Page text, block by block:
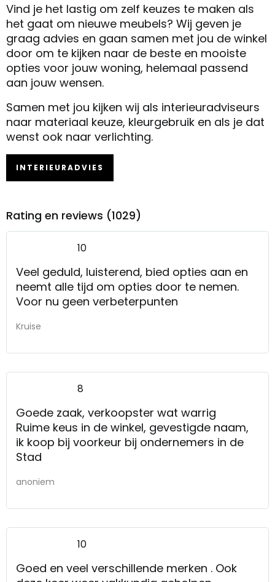
Vind je het lastig om zelf keuzes te maken als
het gaat om nieuwe meubels? Wij geven je
graag advies en gaan samen met jou de winkel
door om te kijken naar de beste en mooiste
opties voor jouw woning, helemaal passend
aan jouw wensen.
Samen met jou kijken wij als interieuradviseurs
naar materiaal keuze, kleurgebruik en als je dat
wenst ook naar verlichting.
INTERIEURADVIES
Rating en reviews (1029)
10
Veel geduld, luisterend, bied opties aan en
neemt alle tijd om opties door te nemen.
Voor nu geen verbeterpunten
Kruise
8
Goede zaak, verkoopster wat warrig
Ruime keus in de winkel, gevestigde naam,
ik koop bij voorkeur bij ondernemers in de
Stad
anoniem
10
Goed en veel verschillende merken . Ook